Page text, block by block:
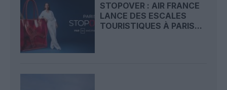
STOPOVER : AIR FRANCE
LANCE DES ESCALES
TOURISTIQUES À PARIS...